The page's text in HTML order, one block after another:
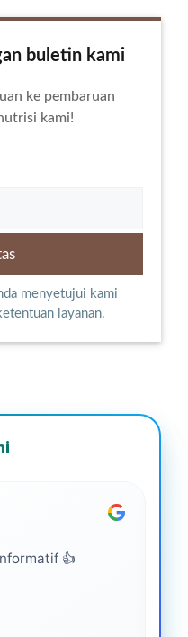
buletin kami
ke pembaruan
kami!
menyetujui kami
layanan.
👍